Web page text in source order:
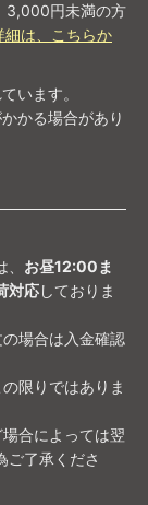
3,000円未満の方
細は、こちらか
います。
かる場合があり
お昼12:00ま
対応しておりま
場合は入金確認
限りではありま
合によっては翌
ご了承くださ